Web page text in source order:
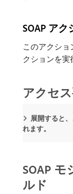
SOAP ア
このアクショ
クションを実
アクセ
展開すると
れます。
SOAP
ルド